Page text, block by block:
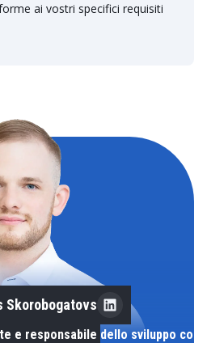
ai vostri specifici requisiti
Skorobogatovs
e responsabile dello sviluppo